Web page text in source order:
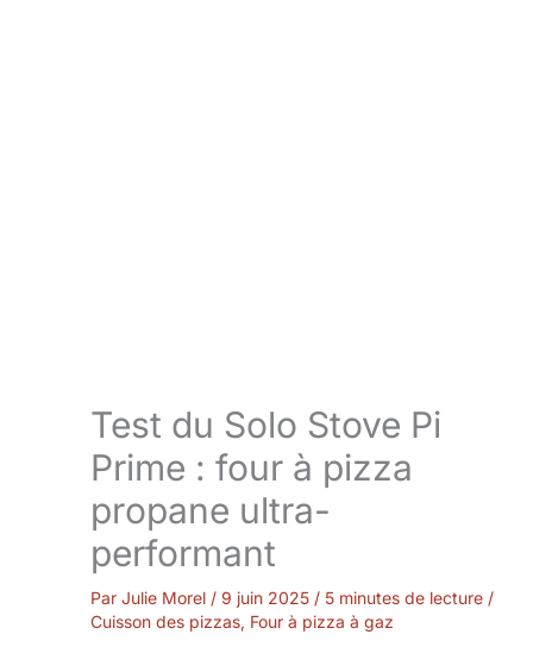
Test du Solo Stove Pi
Prime : four à pizza
propane ultra-
performant
Par Julie Morel / 9 juin 2025 / 5 minutes de lecture /
Cuisson des pizzas, Four à pizza à gaz